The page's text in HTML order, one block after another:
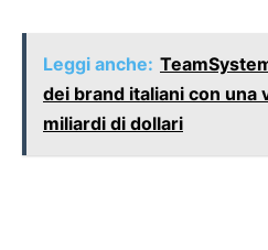
Leggi anche:
dei brand italiani con una
miliardi di dollari